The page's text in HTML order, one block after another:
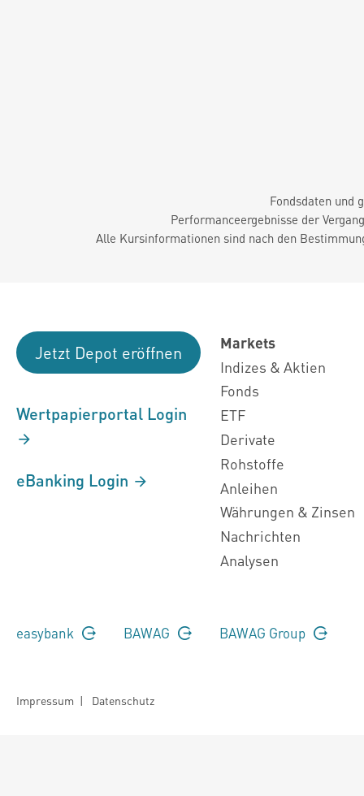
Fondsdaten und
Performanceergebnisse der
Alle Kursinformationen sind nach den
Jetzt Depot eröffnen
Wertpapierportal Login
eBanking Login
Markets
Indizes & Aktien
Fonds
ETF
Derivate
Rohstoffe
Anleihen
Währungen & Zinsen
Nachrichten
Analysen
easybank BAWAG BAWAG Group
Impressum | Datenschutz